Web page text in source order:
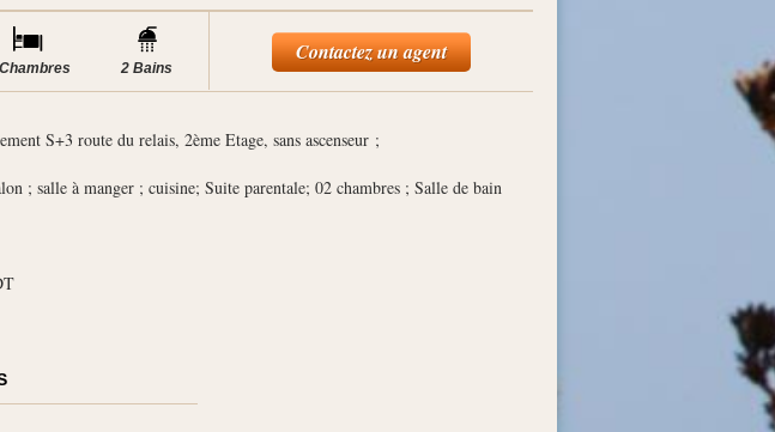
2 Bains
Contactez un agent
S+3 route du relais, 2ème Etage, sans ascenseur ;
; salle à manger ; cuisine; Suite parentale; 02 chambres ; Salle de bain